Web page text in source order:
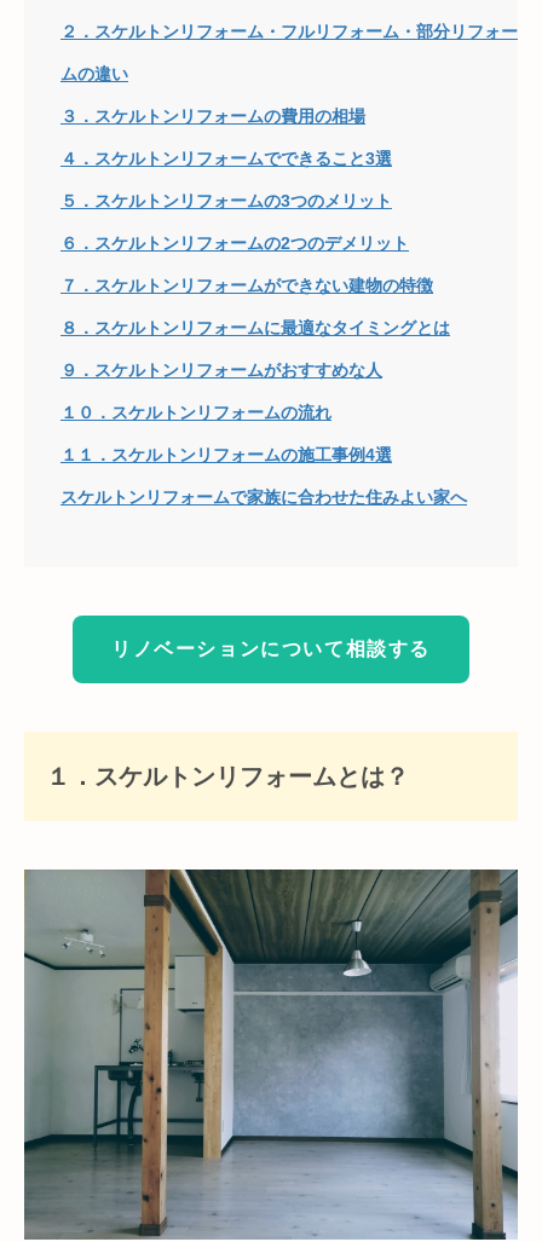
２．スケルトンリフォーム・フルリフォーム・部分リフォー
ムの違い
３．スケルトンリフォームの費用の相場
４．スケルトンリフォームでできること3選
５．スケルトンリフォームの3つのメリット
６．スケルトンリフォームの2つのデメリット
７．スケルトンリフォームができない建物の特徴
８．スケルトンリフォームに最適なタイミングとは
９．スケルトンリフォームがおすすめな人
１０．スケルトンリフォームの流れ
１１．スケルトンリフォームの施工事例4選
スケルトンリフォームで家族に合わせた住みよい家へ
リノベーションについて相談する
１．スケルトンリフォームとは？